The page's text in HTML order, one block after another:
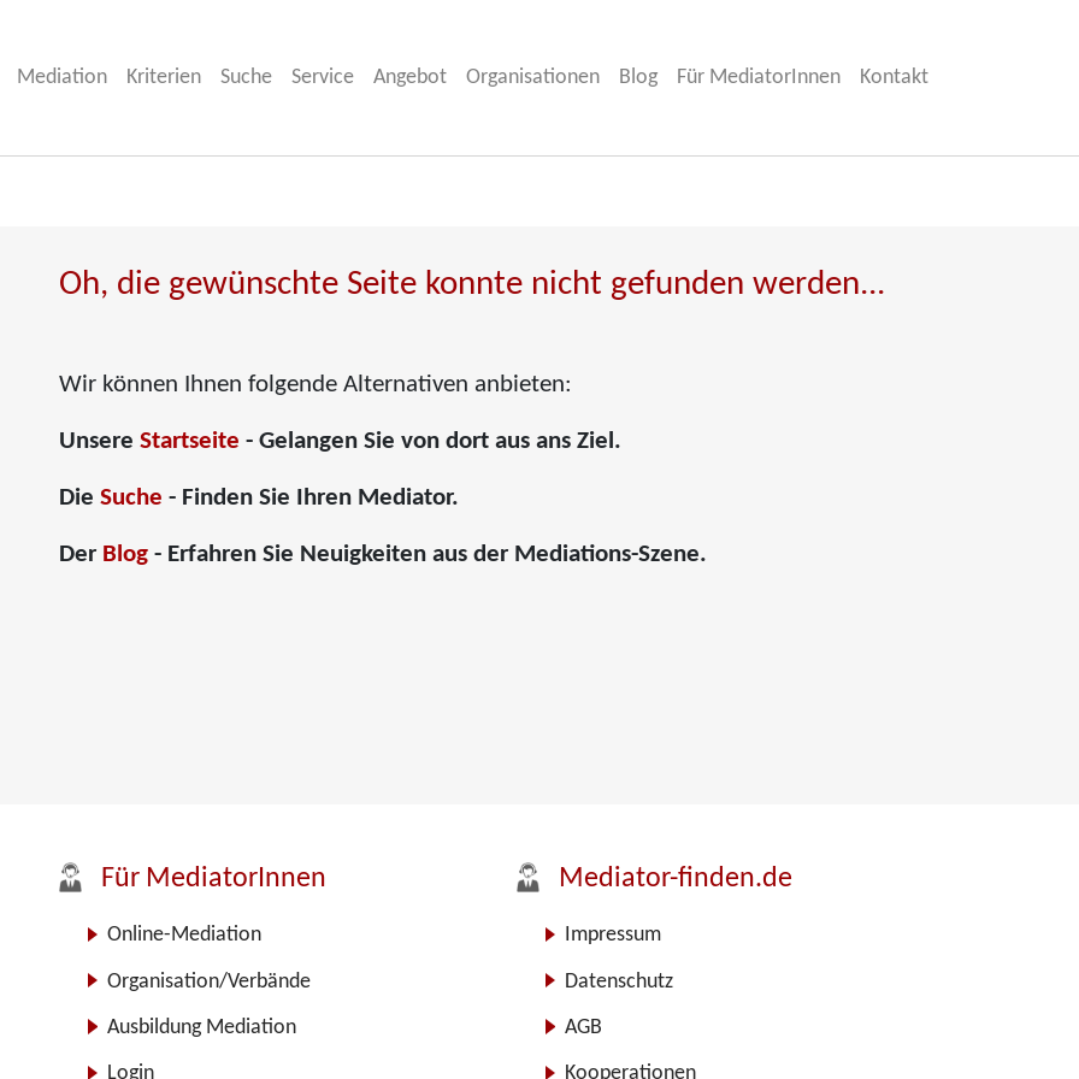
Mediation Kriterien Suche Service Angebot Organisationen Blog Für MediatorInnen Kontakt
Oh, die gewünschte Seite konnte nicht gefunden werden...
Wir können Ihnen folgende Alternativen anbieten:
Unsere Startseite - Gelangen Sie von dort aus ans Ziel.
Die Suche - Finden Sie Ihren Mediator.
Der Blog - Erfahren Sie Neuigkeiten aus der Mediations-Szene.
Für MediatorInnen
Online-Mediation
Organisation/Verbände
Ausbildung Mediation
Login
Mediator-finden.de
Impressum
Datenschutz
AGB
Kooperationen